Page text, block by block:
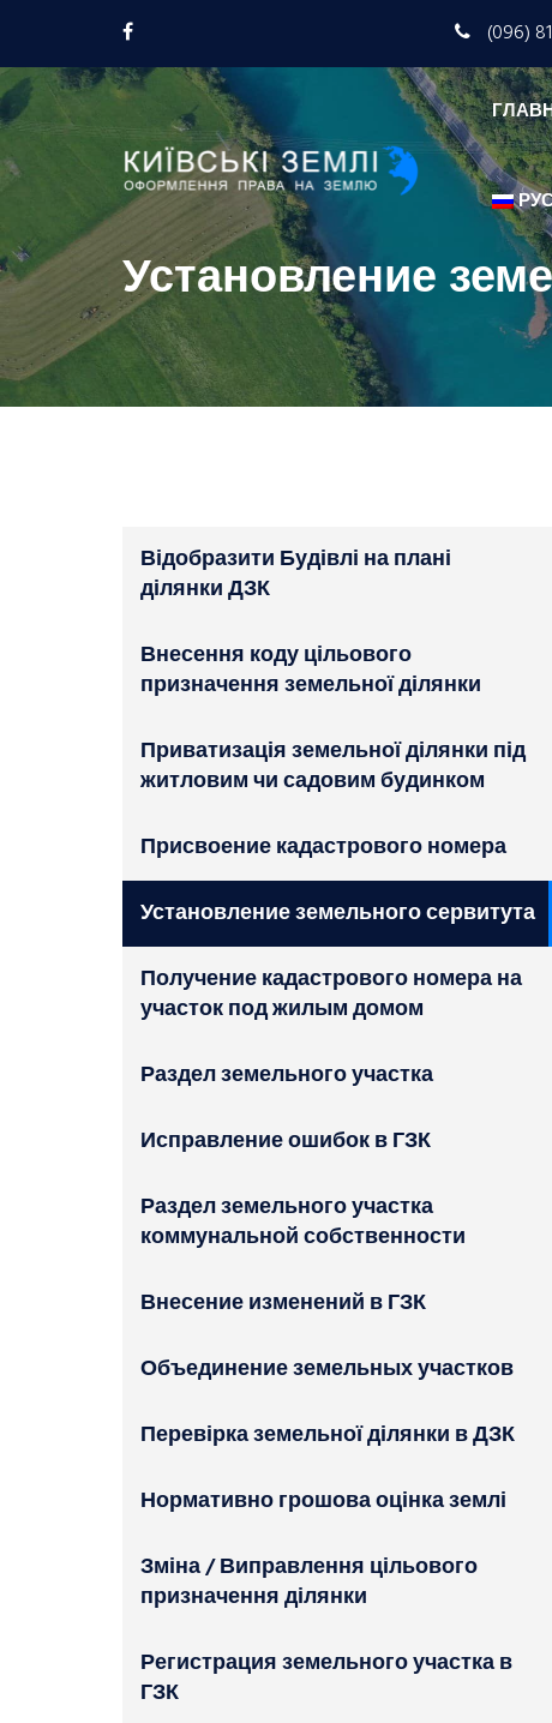
(096)
Установление
Відобразити Будівлі на плані
ділянки ДЗК
Внесення коду цільового
призначення земельної ділянки
Приватизація земельної ділянки під
житловим чи садовим будинком
Присвоение кадастрового номера
Установление земельного сервитута
Получение кадастрового номера на
участок под жилым домом
Раздел земельного участка
Исправление ошибок в ГЗК
Раздел земельного участка
коммунальной собственности
Внесение изменений в ГЗК
Объединение земельных участков
Перевірка земельної ділянки в ДЗК
Нормативно грошова оцінка землі
Зміна / Виправлення цільового
призначення ділянки
Регистрация земельного участка в
ГЗК